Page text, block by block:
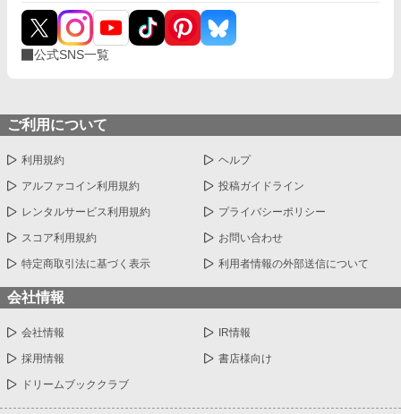
公式SNS一覧
ご利用について
利用規約 ヘルプ
アルファコイン利用規約 投稿ガイドライン
レンタルサービス利用規約 プライバシーポリシー
スコア利用規約 お問い合わせ
特定商取引法に基づく表示 利用者情報の外部送信について
会社情報
会社情報 IR情報
採用情報 書店様向け
ドリームブッククラブ